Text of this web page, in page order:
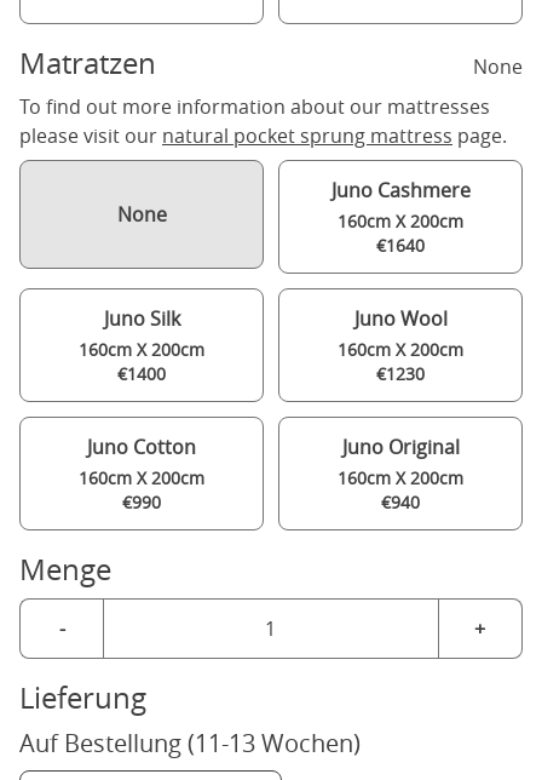
Matratzen
None
To find out more information about our mattresses
please visit our natural pocket sprung mattress page.
None
Juno Cashmere
160cm X 200cm
€1640
Juno Silk
160cm X 200cm
€1400
Juno Wool
160cm X 200cm
€1230
Juno Cotton
160cm X 200cm
€990
Juno Original
160cm X 200cm
€940
Menge
- +
Lieferung
Auf Bestellung (11-13 Wochen)